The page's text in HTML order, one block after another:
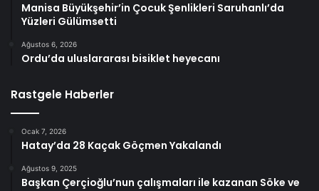
Manisa Büyükşehir’in Çocuk Şenlikleri Saruhanlı’da
Yüzleri Gülümsetti
Ağustos 6, 2026
Ordu’da uluslararası bisiklet heyecanı
Rastgele Haberler
Ocak 7, 2026
Hatay’da 28 Kaçak Göçmen Yakalandı
Ağustos 9, 2025
Başkan Çerçioğlu’nun çalışmaları ile kazanan Söke ve